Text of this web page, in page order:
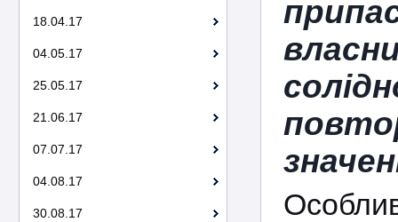
18.04.17
04.05.17
25.05.17
21.06.17
07.07.17
04.08.17
30.08.17